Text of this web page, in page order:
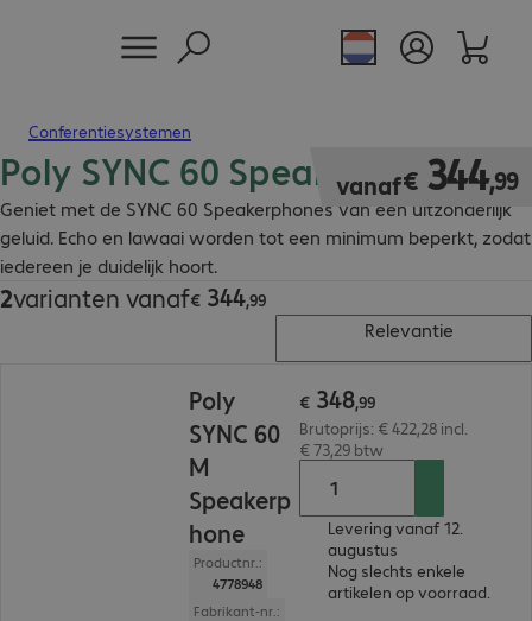
Conferentiesystemen
Poly SYNC 60 Speakerphones
Geniet met de SYNC 60 Speakerphones van een uitzonderlijk
geluid. Echo en lawaai worden tot een minimum beperkt, zodat
iedereen je duidelijk hoort.
vanaf€ 344,99
€ 344,99
2varianten vanaf€ 344,99
€ 344,99
Relevantie
Poly
SYNC 60
M
Speakerp
hone
Productnr.:
4778948
Fabrikant-nr.:
€ 348,99
Brutoprijs: € 422,28 incl.
€ 73,29 btw
Levering vanaf 12.
augustus
Nog slechts enkele
artikelen op voorraad.